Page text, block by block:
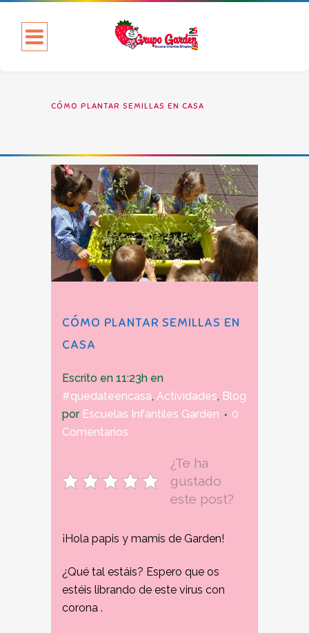
CÓMO PLANTAR SEMILLAS EN CASA
CÓMO PLANTAR SEMILLAS EN
CASA
Escrito en 11:23h en
#quedateencasa, Actividades, Blog
por Escuelas Infantiles Garden
0
Comentarios
¿Te ha
gustado
este post?
¡Hola papis y mamis de Garden!
¿Qué tal estáis? Espero que os
estéis librando de este virus con
corona .